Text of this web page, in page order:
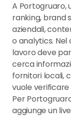
A Portogruaro,
ranking, brand
aziendali,
o analytics. Nel
lavoro deve
cerca
fornitori locali,
vuole
Per
aggiunge un